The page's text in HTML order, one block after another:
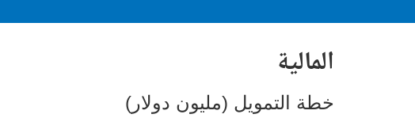
المالية
خطة التمويل (مليون دولار)